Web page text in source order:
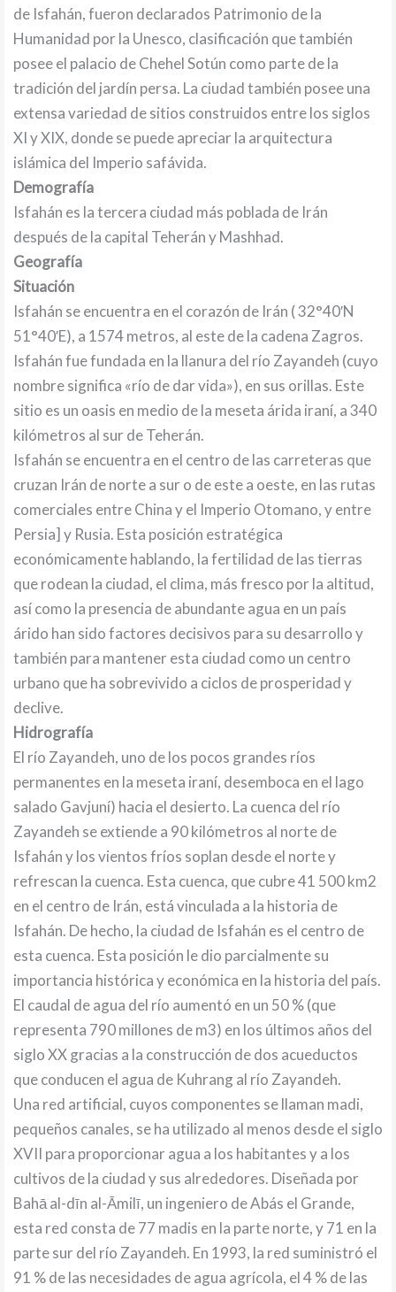
de Isfahán, fueron declarados Patrimonio de la
Humanidad por la Unesco, clasificación que también
posee el palacio de Chehel Sotún como parte de la
tradición del jardín persa. La ciudad también posee una
extensa variedad de sitios construidos entre los siglos
XI y XIX, donde se puede apreciar la arquitectura
islámica del Imperio safávida.
Demografía
Isfahán es la tercera ciudad más poblada de Irán
después de la capital Teherán y Mashhad.
Geografía
Situación
Isfahán se encuentra en el corazón de Irán ( 32°40′N
51°40′E), a 1574 metros, al este de la cadena Zagros.
Isfahán fue fundada en la llanura del río Zayandeh (cuyo
nombre significa «río de dar vida»), en sus orillas. Este
sitio es un oasis en medio de la meseta árida iraní, a 340
kilómetros al sur de Teherán.
Isfahán se encuentra en el centro de las carreteras que
cruzan Irán de norte a sur o de este a oeste, en las rutas
comerciales entre China y el Imperio Otomano, y entre
Persia] y Rusia. Esta posición estratégica
económicamente hablando, la fertilidad de las tierras
que rodean la ciudad, el clima, más fresco por la altitud,
así como la presencia de abundante agua en un país
árido han sido factores decisivos para su desarrollo y
también para mantener esta ciudad como un centro
urbano que ha sobrevivido a ciclos de prosperidad y
declive.
Hidrografía
El río Zayandeh, uno de los pocos grandes ríos
permanentes en la meseta iraní, desemboca en el lago
salado Gavjuní) hacia el desierto. La cuenca del río
Zayandeh se extiende a 90 kilómetros al norte de
Isfahán y los vientos fríos soplan desde el norte y
refrescan la cuenca. Esta cuenca, que cubre 41 500 km2
en el centro de Irán, está vinculada a la historia de
Isfahán. De hecho, la ciudad de Isfahán es el centro de
esta cuenca. Esta posición le dio parcialmente su
importancia histórica y económica en la historia del país.
El caudal de agua del río aumentó en un 50 % (que
representa 790 millones de m3) en los últimos años del
siglo XX gracias a la construcción de dos acueductos
que conducen el agua de Kuhrang al río Zayandeh.
Una red artificial, cuyos componentes se llaman madi,
pequeños canales, se ha utilizado al menos desde el siglo
XVII para proporcionar agua a los habitantes y a los
cultivos de la ciudad y sus alrededores. Diseñada por
Bahā al-dīn al-Āmilī, un ingeniero de Abás el Grande,
esta red consta de 77 madis en la parte norte, y 71 en la
parte sur del río Zayandeh. En 1993, la red suministró el
91 % de las necesidades de agua agrícola, el 4 % de las